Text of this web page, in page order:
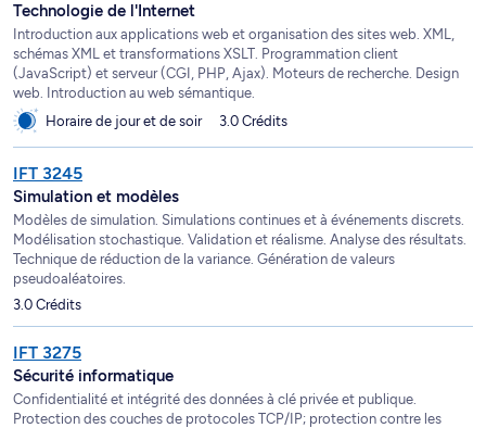
Technologie de l'Internet
Introduction aux applications web et organisation des sites web. XML,
schémas XML et transformations XSLT. Programmation client
(JavaScript) et serveur (CGI, PHP, Ajax). Moteurs de recherche. Design
web. Introduction au web sémantique.
Horaire de jour et de soir
3.0 Crédits
IFT 3245
Simulation et modèles
Modèles de simulation. Simulations continues et à événements discrets.
Modélisation stochastique. Validation et réalisme. Analyse des résultats.
Technique de réduction de la variance. Génération de valeurs
pseudoaléatoires.
3.0 Crédits
IFT 3275
Sécurité informatique
Confidentialité et intégrité des données à clé privée et publique.
Protection des couches de protocoles TCP/IP; protection contre les